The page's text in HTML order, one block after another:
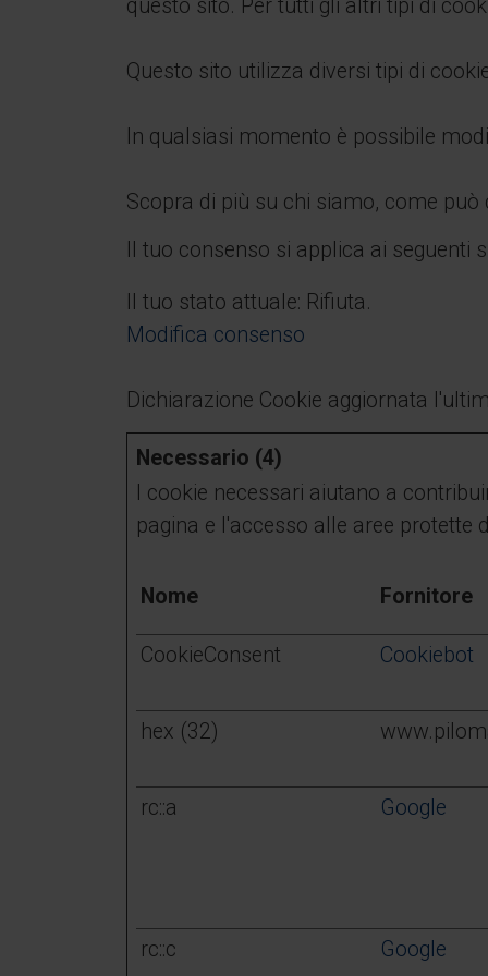
questo sito. Per tutti gli altri tipi di
Questo sito utilizza diversi tipi di
In qualsiasi momento è possibile
Scopra di più su chi siamo, come
Il tuo consenso si applica ai
Il tuo stato attuale: Rifiuta.
Modifica consenso
Dichiarazione Cookie aggiornata
Necessario (4)
I cookie necessari aiutano a
pagina e l'accesso alle aree
Nome Fornitore
CookieConsent Cookiebot
hex (32)
rc::a Google
rc::c Google